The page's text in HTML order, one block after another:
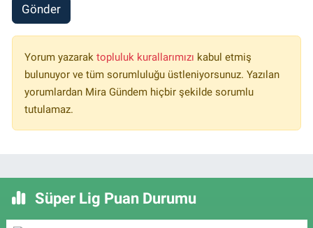
Gönder
Yorum yazarak topluluk kurallarımızı kabul etmiş
bulunuyor ve tüm sorumluluğu üstleniyorsunuz. Yazılan
yorumlardan Mira Gündem hiçbir şekilde sorumlu
tutulamaz.
Süper Lig Puan Durumu